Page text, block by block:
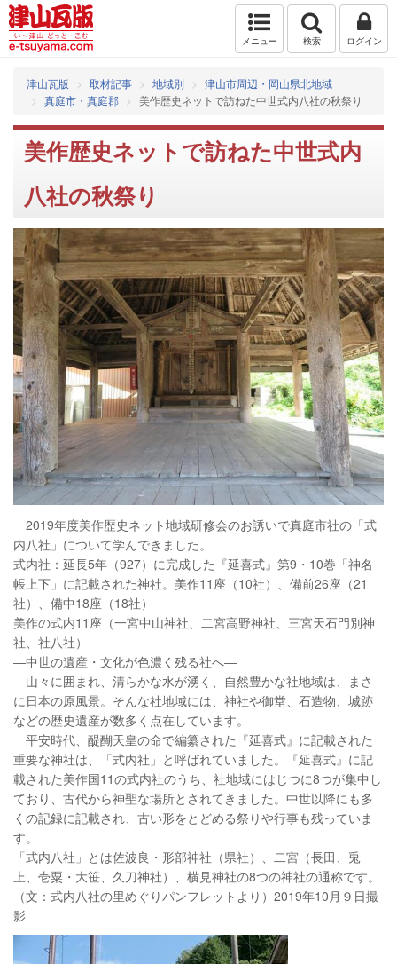
メニュー 検索 ログイン
津山瓦版 取材記事 地域別
津山市周辺・岡山県北地域
真庭市・真庭郡
美作歴史ネットで訪ねた中世式内八社の秋祭り
美作歴史ネットで訪ねた中世式内
八社の秋祭り
2019年度美作歴史ネット地域研修会のお誘いで真庭市社の「式
内八社」について学んできました。
式内社：延長5年（927）に完成した『延喜式』第9・10巻「神名
帳上下」に記載された神社。美作11座（10社）、備前26座（21
社）、備中18座（18社）
美作の式内11座（一宮中山神社、二宮高野神社、三宮天石門別神
社、社八社）
―中世の遺産・文化が色濃く残る社へ―
山々に囲まれ、清らかな水が湧く、自然豊かな社地域は、まさ
に日本の原風景。そんな社地域には、神社や御堂、石造物、城跡
などの歴史遺産が数多く点在しています。
平安時代、醍醐天皇の命で編纂された『延喜式』に記載された
重要な神社は、「式内社」と呼ばれていました。『延喜式』に記
載された美作国11の式内社のうち、社地域にはじつに8つが集中し
ており、古代から神聖な場所とされてきました。中世以降にも多
くの記録に記載され、古い形をとどめる祭りや行事も残っていま
す。
「式内八社」とは佐波良・形部神社（県社）、二宮（長田、兎
上、壱粟・大笹、久刀神社）、横見神社の8つの神社の通称です。
（文：式内八社の里めぐりパンフレットより）2019年10月９日撮
影